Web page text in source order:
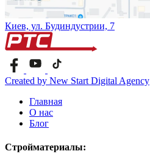
Киев, ул. Будиндустрии, 7
Created by New Start Digital Agency
Главная
О нас
Блог
Стройматериалы: